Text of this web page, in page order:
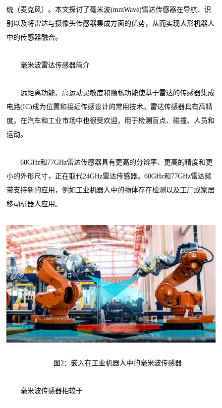
统（麦克风）。本文探讨了毫米波(mmWave)雷达传感器在导航、识
别以及将雷达与摄像头传感器集成方面的优势，从而实现人形机器人
中的传感器融合。
毫米波雷达传感器简介
远距离功能、高运动灵敏度和隐私功能使基于雷达的传感器集成
电路(IC)成为位置和接近传感设计的常用技术。雷达传感器具有高精
度，在汽车和工业市场中也很受欢迎，用于检测盲点、碰撞、人员和
运动。
60GHz和77GHz雷达传感器具有更高的分辨率、更高的精度和更
小的外形尺寸，正在取代24GHz雷达传感器。60GHz和77GHz雷达频
带支持新的应用，例如工业机器人中的物体存在检测以及工厂或家居
移动机器人应用。
图2：嵌入在工业机器人中的毫米波传感器
毫米波传感器相较于